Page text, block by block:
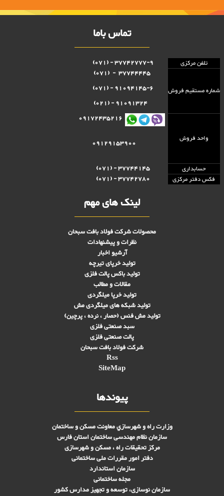
تماس باما
تلفن مرکزی 37742777-9 - (071)
شماره مستقيم فروش
91094145-6 - (071)
واحد فروش
09172435216
حسابداری
37744145 - (071)
فکس دفتر مرکزی
37742780 - (071)
لینک های مهم
محصولات شرکت فولاد بافت سبحان
نظرات و پیشنهادات
آرشیو اخبار
تولید خرپای تیرچه
تولید باکس پالت فلزی
مقالات و مطالب
تولید خرپا میلگردی
تولید شبکه های ميلگردی مش
تولید مش فنس (حصار ، نرده ، پرچین)
سبد صنعتی فلزی
پالت صنعتی فلزی
شرکت فولاد بافت سبحان
Rss
SiteMap
پیوندها
وزارت راه و شهرسازي معاونت مسکن و ساختمان
سازمان نظام مهندسی ساختمان استان فارس
مرکز تحقیقات راه ، مسکن و شهرسازی
دفتر امور مقررات ملی ساختمانی
سازمان استاندارد
مجله ساختمانی
سازمان نوسازی، توسعه و تجهیز مدارس کشور